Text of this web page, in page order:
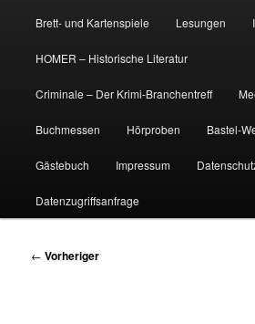
Brett- und Kartenspiele Lesungen
HOMER – Historische Literatur
Criminale – Der Krimi-Branchentreff
Buchmessen Hörproben Bastel-
Gästebuch Impressum
Datenzugriffsanfrage
Beitragsnavigation
← Vorheriger